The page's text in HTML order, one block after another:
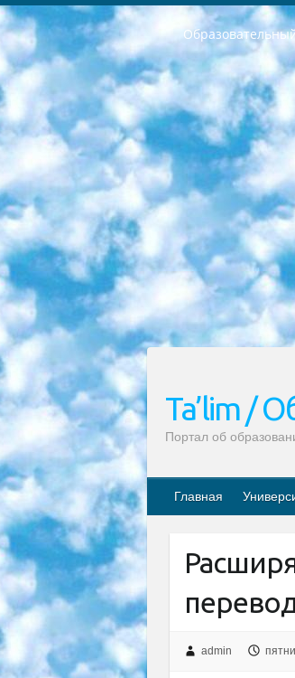
РЕСПУБЛИКА УЗБЕКИСТАН МИНИСТРЕРСТВО ДОШКОЛЬНОГО И ШКОЛЬНОГО ОБРАЗОВАНИЯ КОМАНДА в общеобразовательных учреждениях в 2023-2024 учебном году организация и проведение итоговой государственной аттестации обучающихся о Министра дошкольного и школьного образования Республики Узбекистан от 4 марта 2008 года (постановлением Минюста от 20 марта 2008 года № 1778 государственной регистрации) «Итоговое состояние учащихся общего среднего образования на основании положения об утверждении положения об аттестации общего среднего образования выпускной экзамен студентов в образовательных учреждениях в 2023-2024 учебном году В целях организации и прохождения аттестации приказываю: 1. Следующее: перечень предметов, по которым будет проводиться итоговая государственная аттестация и экзамен формы перевода согласно приложению 1; сертификаты международного образца, оценивающие уровень владения иностранными языками перечень согласно приложению 2; 2. Педагогический при специализированных образовательных учреждениях. научно-практический центр квалификации и международной оценки (Д.Давидова) 2024 г. До 25 марта: задания по предметам, по которым будет проводиться итоговая аттестация разработка и утверждение технических условий; итоговая аттестация
Ta’lim /
Портал об
Главная
admin